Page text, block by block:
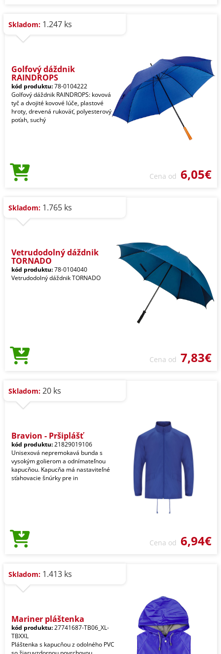
Skladom: 1.247 ks
Golfový dáždnik
RAINDROPS
kód produktu:78-0104222
Golfový dáždnik RAINDROPS: kovová
tyč a dvojité kovové lúče, plastové
hroty, drevená rukoväť, polyesterový
poťah, suchý
Cena od 6,05€
Skladom: 1.765 ks
Vetrudodolný dáždnik
TORNADO
kód produktu:78-0104040
Vetrudodolný dáždnik TORNADO
Cena od 7,83€
Skladom: 20 ks
Bravion - Pršiplášť
kód produktu:21829019106
Unisexová nepremokavá bunda s
vysokým golierom a odnímateľnou
kapucňou. Kapucňa má nastaviteľné
sťahovacie šnúrky pre in
Cena od 6,94€
Skladom: 1.413 ks
Mariner pláštenka
kód produktu:27741687-TB06_XL-
TBXXL
Pláštenka s kapucňou z odolného PVC